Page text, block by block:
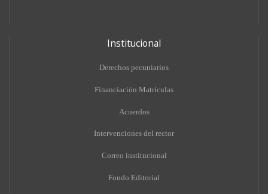
Institucional
Derechos pecuniarios
Financiación Matrículas
Acuerdos
Intervenciones del rector
Correo institucional
Fondo Editorial